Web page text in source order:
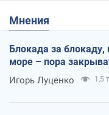
Мнения
Блокада за
море – пора
Игорь Луценко 1,5